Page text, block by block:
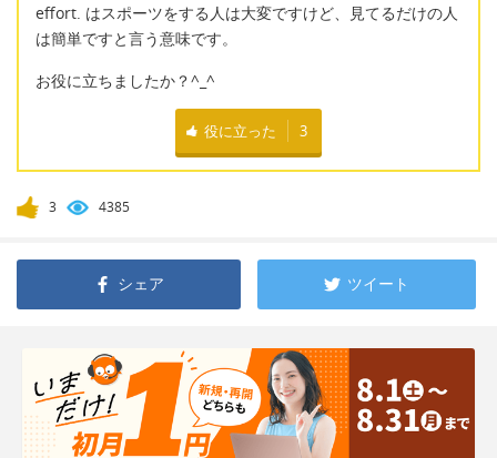
effort. はスポーツをする人は大変ですけど、見てるだけの人
は簡単ですと言う意味です。
お役に立ちましたか？^_^
役に立った 3
3 4385
シェア ツイート